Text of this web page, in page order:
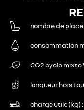
nombre de
consommation
CO2 cycle mixte
longueur hors
charge utile (kg)